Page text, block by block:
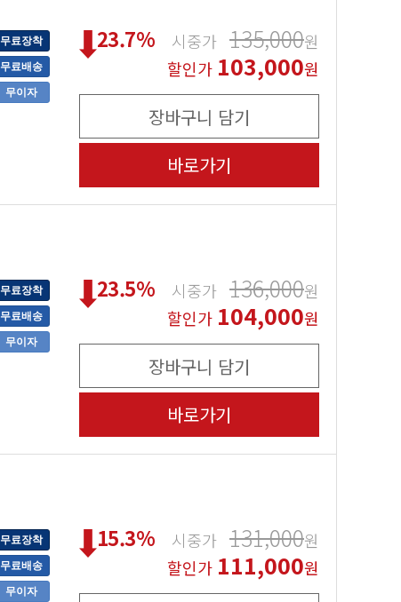
무료장착
무료배송
무이자
23.7% 시중가 135,000원
할인가 103,000원
장바구니 담기
바로가기
무료장착
무료배송
무이자
23.5% 시중가 136,000원
할인가 104,000원
장바구니 담기
바로가기
무료장착
무료배송
무이자
15.3% 시중가 131,000원
할인가 111,000원